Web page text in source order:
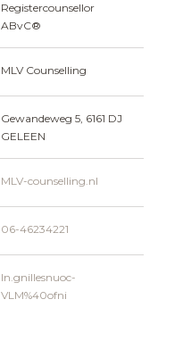
Registercounsellor
ABvC®
MLV Counselling
Gewandeweg 5, 6161 DJ
GELEEN
MLV-counselling.nl
06-46234221
ln.gnillesnuoc-
VLM%40ofni